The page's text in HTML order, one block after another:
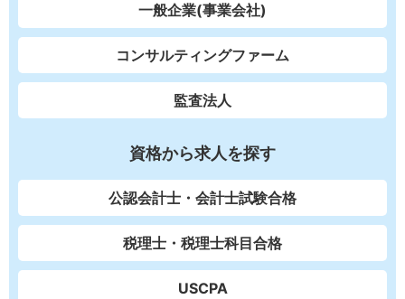
一般企業(事業会社)
コンサルティングファーム
監査法人
資格から求人を探す
公認会計士・会計士試験合格
税理士・税理士科目合格
USCPA